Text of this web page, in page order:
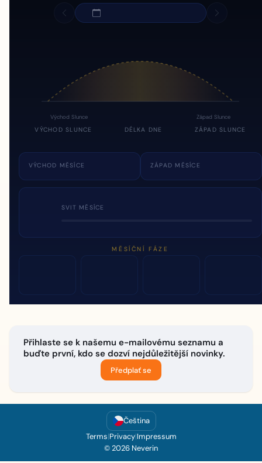
Východ Slunce Západ Slunce
VÝCHOD SLUNCE DÉLKA DNE ZÁPAD SLUNCE
VÝCHOD MĚSÍCE ZÁPAD MĚSÍCE
SVIT MĚSÍCE
MĚSÍČNÍ FÁZE
Přihlaste se k našemu e-mailovému seznamu a
buďte první, kdo se dozví nejdůležitější novinky.
Předplať se
Čeština
Terms|Privacy|Impressum
© 2026 Neverin